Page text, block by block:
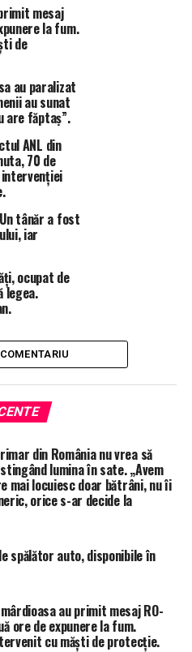
de urgență, la fața
de stingere cu
SMURD din cadrul
Zimnicea și două echipaje
au fost găsite două
cu viața,
locul din dreapta față. Este
17 ani.
pompierii au
măsurilor P.S.I., iar
cazul pentru
orei 05:35, polițiștii din
au fost sesizați, prin
pe D.N.5C, în localitatea
de circulație, soldat cu
cu un copac, ulterior
rețeaua de distribuție de
decesul conducătorului
de 17 ani).
pentru stabilirea tuturor
accidentul rutier”.
mesaj
la fum.
de
au paralizat
au sunat
are făptaș”.
ANL din
70 de
tânăr a fost
iar
ocupat de
legea.
din România nu vrea să
lumina în sate. „Avem
mai locuiesc doar bătrâni, nu îi
orice s-ar decide la
spălător auto, disponibile în
au primit mesaj RO-
ore de expunere la fum.
cu măști de protecție.